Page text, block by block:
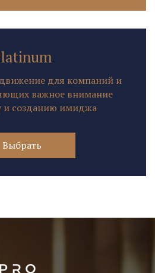
для компаний и
важное внимание
и созданию имиджа
Выбрать